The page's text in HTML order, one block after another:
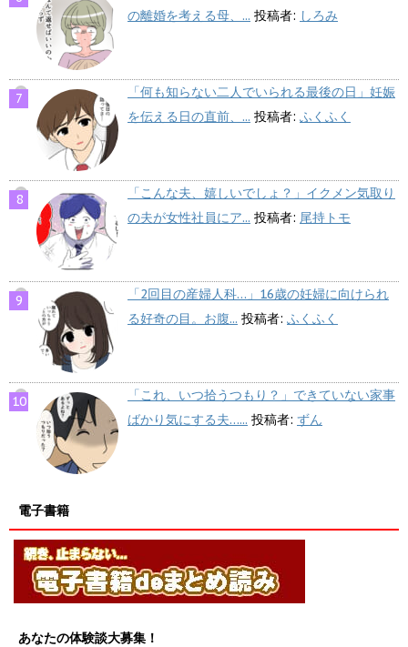
の離婚を考える母、... 投稿者: しろみ
「何も知らない二人でいられる最後の日」妊娠
を伝える日の直前、... 投稿者: ふくふく
「こんな夫、嬉しいでしょ？」イクメン気取り
の夫が女性社員にア... 投稿者: 尾持トモ
「2回目の産婦人科…」16歳の妊婦に向けられ
る好奇の目。お腹... 投稿者: ふくふく
「これ、いつ拾うつもり？」できていない家事
ばかり気にする夫…... 投稿者: ずん
電子書籍
あなたの体験談大募集！